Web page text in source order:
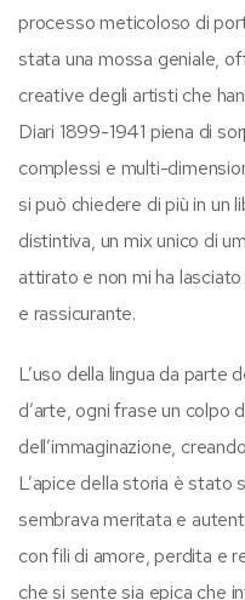
processo meticoloso di
stata una mossa geniale,
creative degli artisti che
Diari 1899-1941 piena di
complessi e multi-
si può chiedere di più in un
distintiva, un mix unico di
attirato e non mi ha
e rassicurante.
L’uso della lingua da parte
d’arte, ogni frase un colpo
dell’immaginazione,
L’apice della storia è stato
sembrava meritata e
con fili di amore, perdita e
che si sente sia epica che